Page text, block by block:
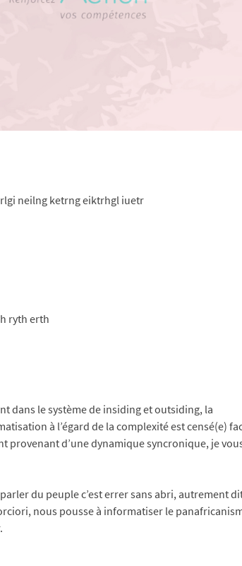
neilng ketrng eiktrhgl iuetr
ryth erth
dans le système de insiding et outsiding, la
à l’égard de la complexité est censé(e)
provenant d’une dynamique syncronique, je
du peuple c’est errer sans abri, autrement
nous pousse à informatiser le